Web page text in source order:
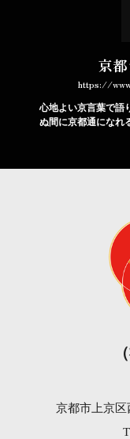
京
https://
心地よい京言葉で語
ぬ間に京都通になれ
京都市上京区